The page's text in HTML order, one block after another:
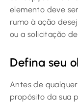
elemento deve
rumo à ação
ou a solicitação
Defina seu
Antes de
propósito da sua